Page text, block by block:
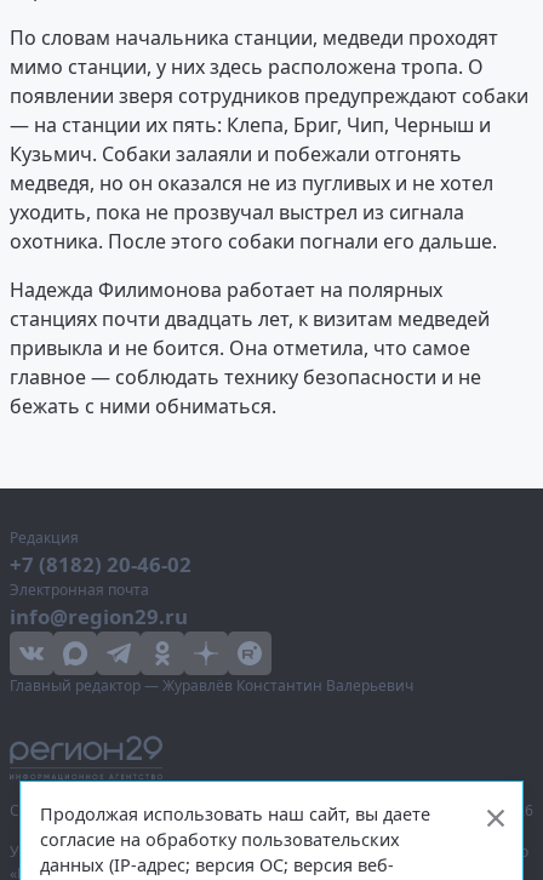
По словам начальника станции, медведи проходят
мимо станции, у них здесь расположена тропа. О
появлении зверя сотрудников предупреждают собаки
— на станции их пять: Клепа, Бриг, Чип, Черныш и
Кузьмич. Собаки залаяли и побежали отгонять
медведя, но он оказался не из пугливых и не хотел
уходить, пока не прозвучал выстрел из сигнала
охотника. После этого собаки погнали его дальше.
Надежда Филимонова работает на полярных
станциях почти двадцать лет, к визитам медведей
привыкла и не боится. Она отметила, что самое
главное — соблюдать технику безопасности и не
бежать с ними обниматься.
Редакция
+7 (8182) 20-46-02
Электронная почта
info@region29.ru
Главный редактор — Журавлёв Константин Валерьевич
Сетевое издание «Информационное агентство Регион 29»,
© 2016–2026
Учредитель — общество с ограниченной ответственностью «Агентство
«Правда Севера».
Продолжая использовать наш сайт, вы даете
согласие на обработку пользовательских
данных (IP-адрес; версия ОС; версия веб-